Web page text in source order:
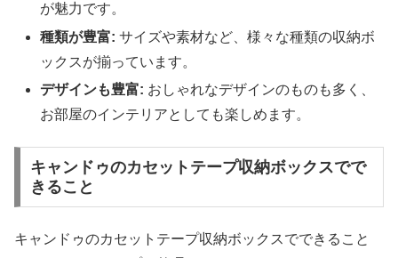
が魅力です。
種類が豊富: サイズや素材など、様々な種類の収納ボ
ックスが揃っています。
デザインも豊富: おしゃれなデザインのものも多く、
お部屋のインテリアとしても楽しめます。
キャンドゥのカセットテープ収納ボックスでで
きること
キャンドゥのカセットテープ収納ボックスでできること